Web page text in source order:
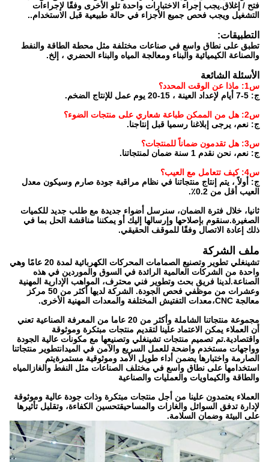
فتح / إغلاق.يجب إجراء الاختبارات واحدة تلو الأخرى وفقًا لإجراءات
التشغيل ويجب فحص جميع الأجزاء في حالة طبيعية قبل الاستخدام..
التطبيقات:
تطبق على نطاق واسع في صناعات مختلفة مثل محطة الطاقة والنفط
والصناعة الكيميائية والبناء ومعالجة المياه والبناء الحضري ، إلخ.
الأسئلة الشائعة
س1: ماذا عن الوقت المحدد؟
ج: 5-7 أيام لإعداد العينة ، 15-20 يوم عمل للإنتاج الضخم.
س2: هل من الممكن طباعة شعاري على منتجات الضوء؟
ج: نعم، يرجى إبلاغنا رسميا قبل إنتاجنا.
س3: هل تقدمون ضماناً للمنتجات؟
ج: نعم، نحن نقدم 1 سنة ضمان لمنتجاتنا.
س4: كيف تتعامل مع العيب؟
ج: أولاً ، يتم إنتاج منتجاتنا في نظام مراقبة جودة صارم وسيكون معدل
العيب أقل من 0.2٪.
ثانيا، خلال فترة الضمان، سنرسل أضواء جديدة مع طلب جديد للكميات
الصغيرة.سنقوم بإصلاحها وإرسالها إليك أو يمكننا مناقشة الحل بما في
ذلك إعادة الاتصال وفقًا للموقف الحقيقي.
ملف الشركة
تشينغلي تطوير وتصنيع الصمامات المحركات الكهربائية لمدة 20 عامًا وهي
واحدة من الشركات العالمية الرائدة في السوق والموردين في هذه
الصناعة.لدينا فريق بحث وتطوير فني محترف، المواهب الإدارية المهنية
وعشرات من موظفي فحص الجودة. الشركة لديها أكثر من 50 مركز
معالجة CNC،معدات التفتيش المختلفة والمعدات المهنية الأخرى.
مجموعة منتجاتنا الشاملة وأكثر من 20 عاما من المعرفة الصناعية تعني
أن العملاء يمكن الاعتماد علينا لتقديم منتجات مبتكرة وموثوقة
واقتصادية.تم تصميم منتجات تشينغلي وتصنيعها مع مكونات عالية الجودة
وواجهات مستخدم واضحة للعمل السريع والآمن في الميدانتطوير منتجاتنا
الصارمة واختبارها يضمن أداء طويل الأمد وموثوقية مستمرةيتم
استخدامها على نطاق واسع في مختلف الصناعات مثل النفط والغازالمياه
والطاقة والكيماويات والعمليات والصناعية
العملاء يعتمدون علينا من أجل منتجات مبتكرة وذات جودة عالية وموثوقة
لإدارة تدفق السوائل والغازات والمساحيقتحسين الكفاءة، وتقليل تأثيرها
على البيئة وضمان السلامة.